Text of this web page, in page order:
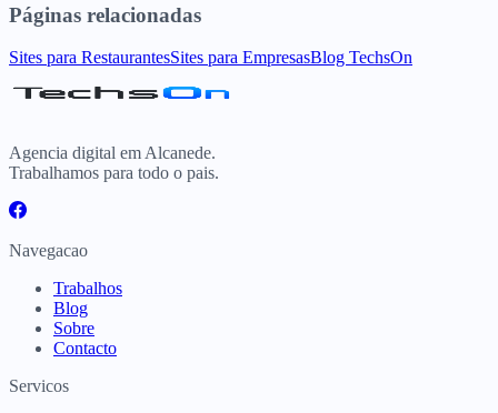
Páginas relacionadas
Sites para RestaurantesSites para EmpresasBlog TechsOn
Agencia digital em Alcanede.
Trabalhamos para todo o pais.
Navegacao
Trabalhos
Blog
Sobre
Contacto
Servicos